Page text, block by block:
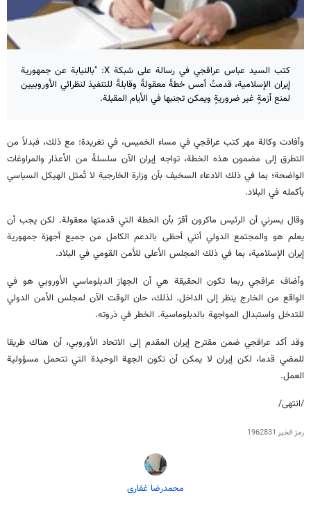
كتب السيد عباس عراقجي في رسالة على شبكة X: "بالنيابة عن جمهورية
إيران الإسلامية، قدمتُ أمس خطةً معقولةً وقابلةً للتنفيذ لنظرائي الأوروبيين
لمنع أزمةٍ غير ضروريةٍ ويمكن تجنبها في الأيام المقبلة.
وأفادت وكالة مهر كتب عراقجي في مساء الخميس، في تغريدة: مع ذلك، فبدلاً من
التطرق إلى مضمون هذه الخطة، تواجه إيران الآن سلسلةً من الأعذار والمراوغات
الواضحة؛ بما في ذلك الادعاء السخيف بأن وزارة الخارجية لا تُمثل الهيكل السياسي
بأكمله في البلاد.
وقال يسرني أن الرئيس ماكرون أقرّ بأن الخطة التي قدمتها معقولة. لكن يجب أن
يعلم هو والمجتمع الدولي أنني أحظى بالدعم الكامل من جميع أجهزة جمهورية
إيران الإسلامية، بما في ذلك المجلس الأعلى للأمن القومي في البلاد.
وأضاف عراقجي ربما تكون الحقيقة هي أن الجهاز الدبلوماسي الأوروبي هو في
الواقع من الخارج ينظر إلى الداخل. لذلك، حان الوقت الآن لمجلس الأمن الدولي
للتدخل واستبدال المواجهة بالدبلوماسية. الخطر في ذروته.
وقد أكد عراقجي ضمن مقترح إيران المقدم إلى الاتحاد الأوروبي، أن هناك طريقا
للمضي قدما، لكن إيران لا يمكن أن تكون الجهة الوحيدة التي تتحمل مسؤولية
العمل.
/انتهى/
رمز الخبر 1962831
محمدرضا غفاری